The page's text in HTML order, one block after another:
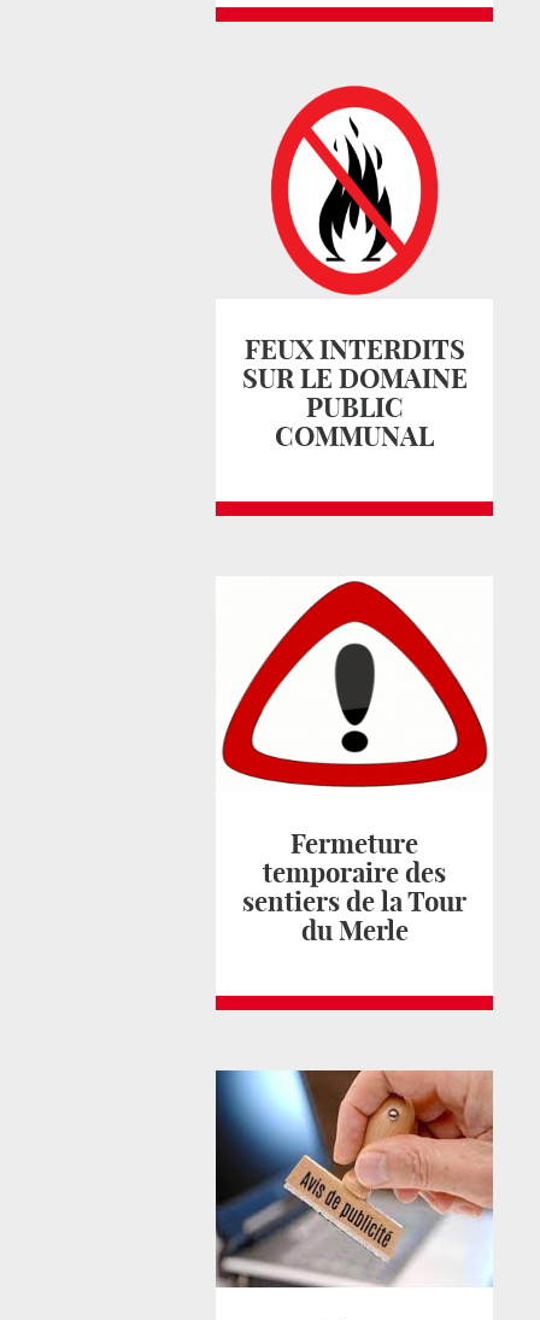
FEUX INTERDITS
SUR LE DOMAINE
PUBLIC
COMMUNAL
Fermeture
temporaire des
sentiers de la Tour
du Merle